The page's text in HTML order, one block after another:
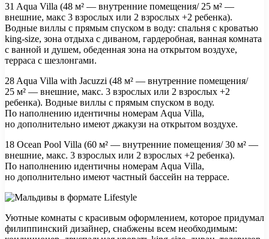
31 Aqua Villa (48 м² — внутренние помещения/ 25 м² —
внешние, макс 3 взрослых или 2 взрослых +2 ребенка).
Водные виллы с прямым спуском в воду: спальня с кроватью
king-size, зона отдыха с диваном, гардеробная, ванная комната
с ванной и душем, обеденная зона на открытом воздухе,
терраса с шезлонгами.
28 Aqua Villa with Jacuzzi (48 м² — внутренние помещения/
25 м² — внешние, макс. 3 взрослых или 2 взрослых +2
ребенка). Водные виллы с прямым спуском в воду.
По наполнению идентичны номерам Aqua Villa,
но дополнительно имеют джакузи на открытом воздухе.
18 Ocean Pool Villa (60 м² — внутренние помещения/ 30 м² —
внешние, макс. 3 взрослых или 2 взрослых +2 ребенка).
По наполнению идентичны номерам Aqua Villa,
но дополнительно имеют частный бассейн на террасе.
Уютные комнаты с красивым оформлением, которое придумал
филиппинский дизайнер, снабжены всем необходимым: